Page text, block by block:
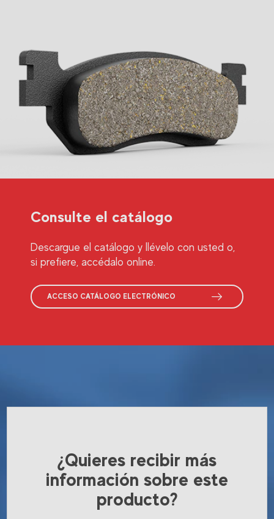
Consulte el catálogo
Descargue el catálogo y llévelo con usted o,
si prefiere, accédalo online.
ACCESO CATÁLOGO ELECTRÓNICO
¿Quieres recibir más
información sobre este
producto?